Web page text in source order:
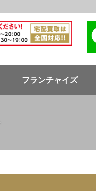
フランチャイズ